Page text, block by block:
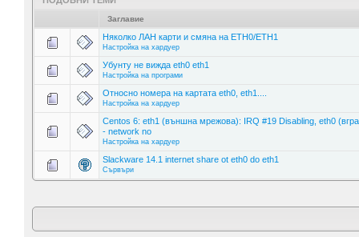
Заглавие
Няколко ЛАН карти и смяна на ETH0/ETH1
Настройка на хардуер
Убунту не вижда eth0 eth1
Настройка на програми
Относно номера на картата eth0, eth1....
Настройка на хардуер
Centos 6: eth1 (външна мрежова): IRQ #19 Disabling, eth0
- network no
Настройка на хардуер
Slackware 14.1 internet share ot eth0 do eth1
Сървъри